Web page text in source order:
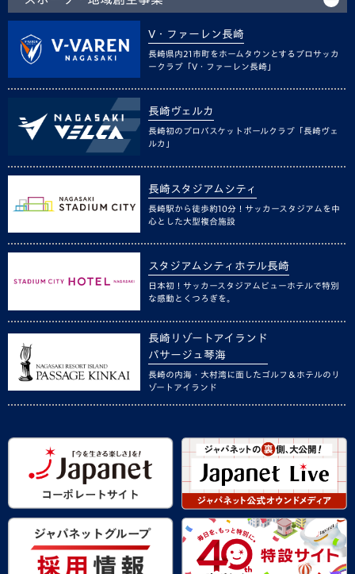
V・ファーレン長崎
長崎県内21市町をホームタウンとするプロサッカ
ークラブ「V・ファーレン長崎」
長崎ヴェルカ
長崎初のプロバスケットボールクラブ「長崎ヴェ
ルカ」
長崎スタジアムシティ
長崎駅から徒歩約10分！サッカースタジアムを中
心とした大型複合施設
スタジアムシティホテル長崎
日本初！サッカースタジアムビューホテルで特別
な感動とくつろぎを。
長崎リゾートアイランド
パサージュ琴海
長崎の内海・大村湾に面したゴルフ＆ホテルのリ
ゾートアイランド